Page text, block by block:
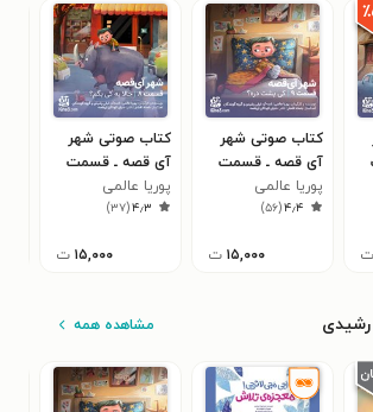
ت
کتاب صوتی شهر
آی قصه ـ قسمت
نهم: کی پشت دره؟
پوریا عالمی
۴٫۴(۵۶)
۱۵,۰۰۰ ت
کتاب صوتی شهر
آی قصه ـ قسمت
هشتم: حالا به کی
بگم؟
پوریا عالمی
۴٫۳(۳۷)
۱۵,۰۰۰ ت
مشاهده همه